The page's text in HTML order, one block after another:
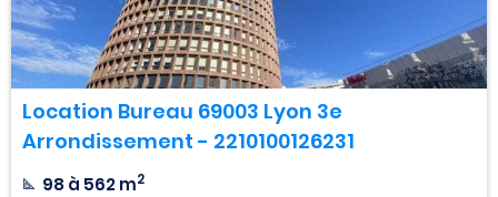
Location Bureau 69003 Lyon 3e
Arrondissement - 2210100126231
98 à 562 m2